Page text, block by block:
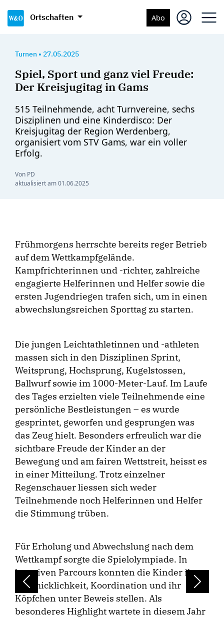
Ortschaften Abo
Turnen • 27.05.2025
Spiel, Sport und ganz viel Freude:
Der Kreisjugitag in Gams
515 Teilnehmende, acht Turnvereine, sechs
Disziplinen und eine Kinderdisco: Der
Kreisjugitag der Region Werdenberg,
organisiert vom STV Gams, war ein voller
Erfolg.
Von PD
aktualisiert am01.06.2025
Frühmorgens herrschte bereits reger Betrieb
auf dem Wettkampfgelände.
Kampfrichterinnen und -richter, zahlreiche
engagierte Helferinnen und Helfer sowie die
ersten Jugendriegen trafen sich, um in einen
abwechslungsreichen Sporttag zu starten.
Die jungen Leichtathletinnen und -athleten
massen sich in den Disziplinen Sprint,
Weitsprung, Hochsprung, Kugelstossen,
Ballwurf sowie im 1000-Meter-Lauf. Im Laufe
des Tages erzielten viele Teilnehmende eine
persönliche Bestleistungen – es wurde
gesprintet, geworfen und gesprungen was
das Zeug hielt. Besonders erfreulich war die
sichtbare Freude der Kinder an der
Bewegung und am fairen Wettstreit, heisst es
in einer Mitteilung. Trotz einzelner
Regenschauer liessen sich weder
Teilnehmende noch Helferinnen und Helfer
die Stimmung trüben.
Previous Next
Für Erholung und Abwechslung nach dem
Wettkampf sorgte die Spielolympiade. In
kreativen Parcours konnten die Kinder ihre
Geschicklichkeit, Koordination und ihr
Köpfchen unter Beweis stellen. Als
besonderes Highlight wartete in diesem Jahr